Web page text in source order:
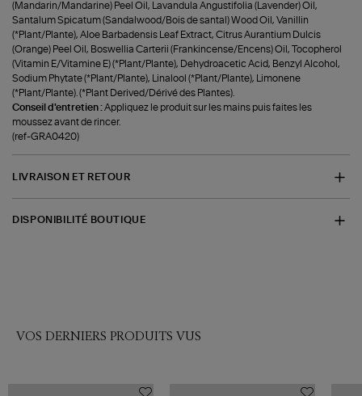
(Mandarin/Mandarine) Peel Oil, Lavandula Angustifolia (Lavender) Oil,
Santalum Spicatum (Sandalwood/Bois de santal) Wood Oil, Vanillin
(*Plant/Plante), Aloe Barbadensis Leaf Extract, Citrus Aurantium Dulcis
(Orange) Peel Oil, Boswellia Carterii (Frankincense/Encens) Oil, Tocopherol
(Vitamin E/Vitamine E) (*Plant/Plante), Dehydroacetic Acid, Benzyl Alcohol,
Sodium Phytate (*Plant/Plante), Linalool (*Plant/Plante), Limonene
(*Plant/Plante). (*Plant Derived/Dérivé des Plantes).
Conseil d'entretien :Appliquez le produit sur les mains puis faites les
moussez avant de rincer.
(ref-GRA0420)
LIVRAISON ET RETOUR
DISPONIBILITÉ BOUTIQUE
VOS DERNIERS PRODUITS VUS